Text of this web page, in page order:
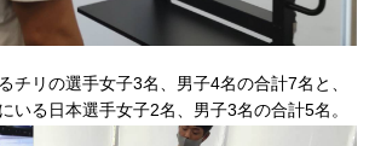
チリの選手女子3名、男子4名の合計7名と、
いる日本選手女子2名、男子3名の合計5名。